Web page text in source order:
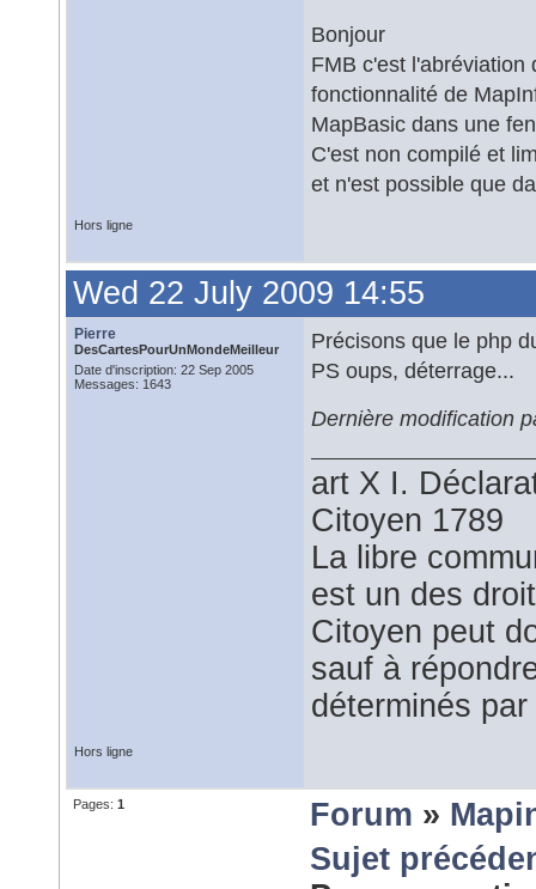
Bonjour
FMB c'est l'abréviation
fonctionnalité de
MapBasic dans une
C'est non compilé et
et n'est possible que
Hors ligne
Wed 22 July 2009 14:55
Pierre
DesCartesPourUnMondeMeilleur
Date d'inscription: 22 Sep 2005
Messages: 1643
Précisons que le php
PS oups, déterrage...
Dernière modification
art X I.
Citoyen 1789
La libre
est un des
Citoyen peut
sauf à
déterminés
Hors ligne
Pages: 1 Forum »
Sujet